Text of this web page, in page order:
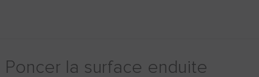
Poncer la surface enduite